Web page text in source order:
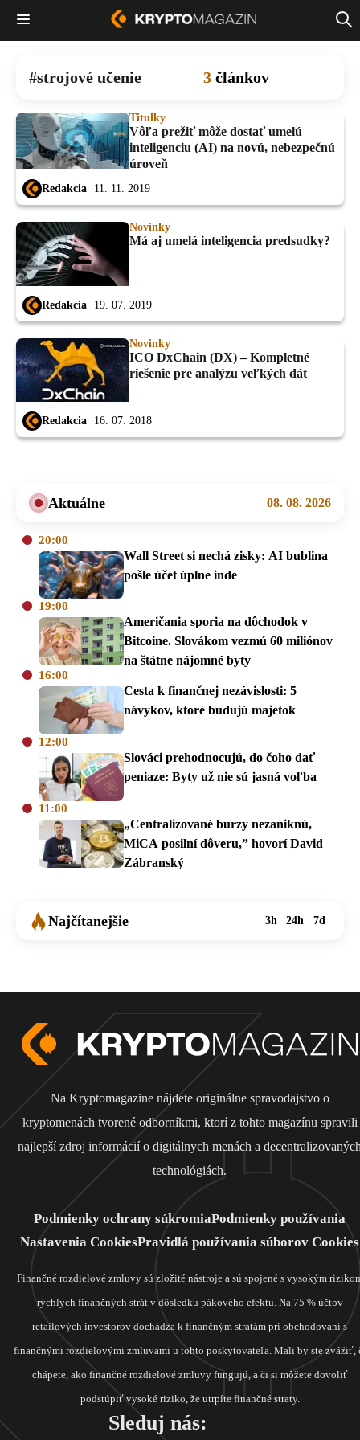
strojové učenie 3 článkov
Titulky
Vôľa prežiť môže dostať umelú
inteligenciu (AI) na novú, nebezpečnú
úroveň
Redakcia 11. 11. 2019
Novinky
Má aj umelá inteligencia predsudky?
Redakcia 19. 07. 2019
Novinky
ICO DxChain (DX) – Kompletné
riešenie pre analýzu veľkých dát
Redakcia 16. 07. 2018
Aktuálne 08. 08. 2026
20:00
Wall Street si nechá zisky: AI bublina
pošle účet úplne inde
19:00
Američania sporia na dôchodok v
Bitcoine. Slovákom vezmú 60 miliónov
na štátne nájomné byty
16:00
Cesta k finančnej nezávislosti: 5
návykov, ktoré budujú majetok
12:00
Slováci prehodnocujú, do čoho dať
peniaze: Byty už nie sú jasná voľba
11:00
„Centralizované burzy nezaniknú,
MiCA posilní dôveru,” hovorí David
Zábranský
Najčítanejšie 3h 24h 7d
Na Kryptomagazine nájdete originálne spravodajstvo o
kryptomenách tvorené odborníkmi, ktorí z tohto magazínu spravili
najlepší zdroj informácií o digitálnych menách a
technológiách.
Podmienky ochrany súkromiaPodmienky používania
Nastavenia CookiesPravidlá používania súborov Cookies
Finančné rozdielové zmluvy sú zložité nástroje a sú spojené s vysokým
rýchlych finančných strát v dôsledku pákového efektu. Na 75 % účtov
retailových investorov dochádza k finančným stratám pri obchodovaní s
finančnými rozdielovými zmluvami u tohto poskytovateľa. Mali by ste zvážiť,
chápete, ako finančné rozdielové zmluvy fungujú, a či si môžete dovoliť
podstúpiť vysoké riziko, že utrpíte finančné straty.
Sleduj nás: